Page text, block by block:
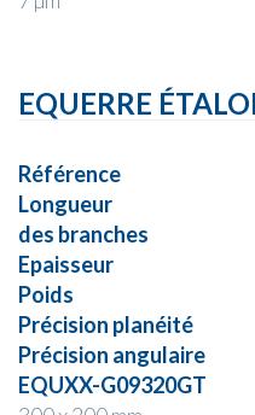
EQUERRE
Référence
Longueur
des branches
Epaisseur
Poids
Précision planéité
Précision angulaire
EQUXX-G09320GT